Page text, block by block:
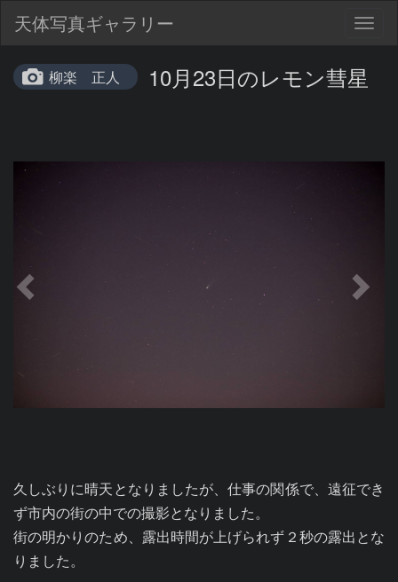
天体写真ギャラリー
柳楽 正人 10月23日のレモン彗星
久しぶりに晴天となりましたが、仕事の関係で、遠征でき
ず市内の街の中での撮影となりました。
街の明かりのため、露出時間が上げられず２秒の露出とな
りました。